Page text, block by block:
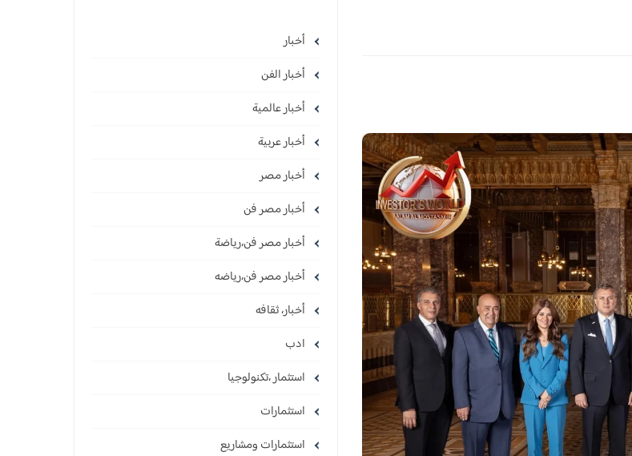
أخبار
أخبار الفن
أخبار عالمية
أخبار عربية
أخبار مصر
أخبار مصر فن
أخبار مصر فن،رياضة
أخبار مصر فن،رياضه
أخبار، ثقافه
ادب
استثمار ،تكنولوجيا
استثمارات
استثمارات ومشاريع